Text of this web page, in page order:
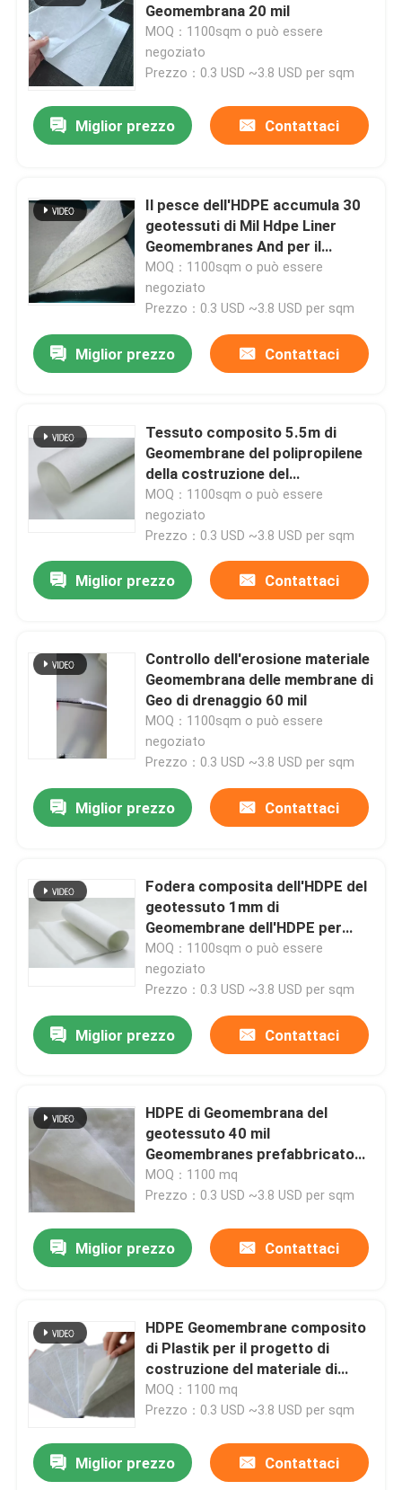
Casa
Chi siamo
Prodotti
Video
Tessuto di Geosynthetic
Griglia di rinforzo di Geosynthetic
HDPE Geocell
Sacchetti di sabbia di Geofabric
Geomembrana 20 mil
MOQ：1100sqm o può essere
negoziato
Prezzo：0.3 USD ~3.8 USD per sqm
Miglior prezzo Contattaci
Il pesce dell'HDPE accumula 30
geotessuti di Mil Hdpe Liner
Geomembranes And per il
rinforzo della terra
MOQ：1100sqm o può essere
negoziato
Prezzo：0.3 USD ~3.8 USD per sqm
Miglior prezzo Contattaci
Tessuto composito 5.5m di
Geomembrane del polipropilene
della costruzione del
sottopassaggio 5.8m
MOQ：1100sqm o può essere
negoziato
Prezzo：0.3 USD ~3.8 USD per sqm
Miglior prezzo Contattaci
Controllo dell'erosione materiale
Geomembrana delle membrane di
Geo di drenaggio 60 mil
MOQ：1100sqm o può essere
negoziato
Prezzo：0.3 USD ~3.8 USD per sqm
Miglior prezzo Contattaci
Fodera composita dell'HDPE del
geotessuto 1mm di
Geomembrane dell'HDPE per
impermeabilizzare
MOQ：1100sqm o può essere
negoziato
Prezzo：0.3 USD ~3.8 USD per sqm
Miglior prezzo Contattaci
HDPE di Geomembrana del
geotessuto 40 mil
Geomembranes prefabbricato
per il progetto residuo Solide
MOQ：1100 mq
Prezzo：0.3 USD ~3.8 USD per sqm
Miglior prezzo Contattaci
HDPE Geomembrane composito
di Plastik per il progetto di
costruzione del materiale di
riporto
MOQ：1100 mq
Prezzo：0.3 USD ~3.8 USD per sqm
Miglior prezzo Contattaci